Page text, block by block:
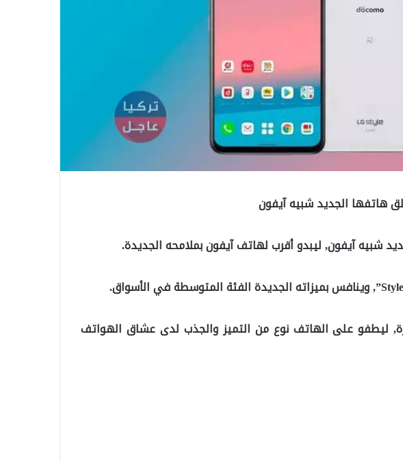
ليطفو على الهاتف نوع من التميز والجذب لدى عشاق الهواتف